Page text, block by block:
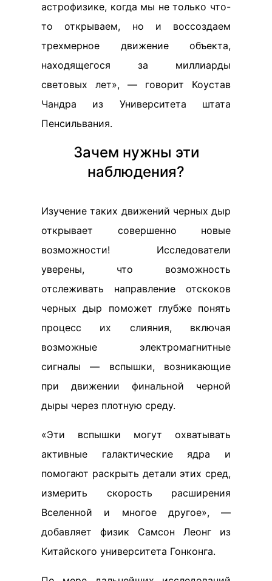
астрофизике, когда мы не только что-
то открываем, но и воссоздаем
трехмерное движение объекта,
находящегося за миллиарды
световых лет», — говорит Коустав
Чандра из Университета штата
Пенсильвания.
Зачем нужны эти
наблюдения?
Изучение таких движений черных дыр
открывает совершенно новые
возможности! Исследователи
уверены, что возможность
отслеживать направление отскоков
черных дыр поможет глубже понять
процесс их слияния, включая
возможные электромагнитные
сигналы — вспышки, возникающие
при движении финальной черной
дыры через плотную среду.
«Эти вспышки могут охватывать
активные галактические ядра и
помогают раскрыть детали этих сред,
измерить скорость расширения
Вселенной и многое другое», —
добавляет физик Самсон Леонг из
Китайского университета Гонконга.